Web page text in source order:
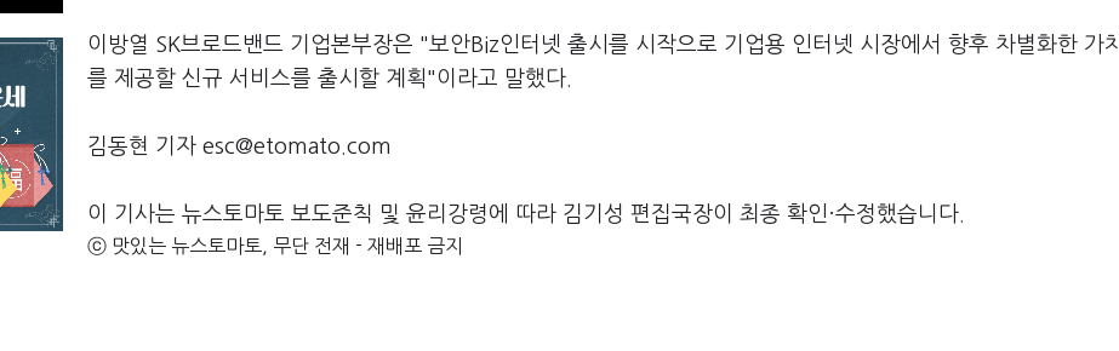
이방열 SK브로드밴드 기업본부장은 "보안Biz인터넷 출시를 시작으로 기업용 인터넷 시장에서 향후 차별화한 가치
를 제공할 신규 서비스를 출시할 계획"이라고 말했다.
김동현 기자 esc@etomato.com
이 기사는 뉴스토마토 보도준칙 및 윤리강령에 따라 김기성 편집국장이 최종 확인·수정했습니다.
ⓒ 맛있는 뉴스토마토, 무단 전재 - 재배포 금지